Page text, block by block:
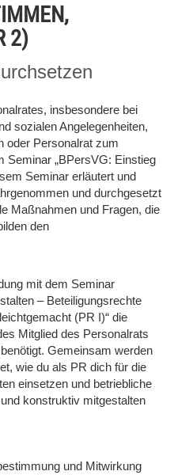
2)
insbesondere bei
sozialen Angelegenheiten,
oder Personalrat zum
Seminar „BPersVG: Einstieg
Seminar erläutert und
und durchgesetzt
Maßnahmen und Fragen, die
den
mit dem Seminar
– Beteiligungsrechte
(PR I)“ die
Mitglied des Personalrats
Gemeinsam werden
wie du als PR dich für die
einsetzen und betriebliche
konstruktiv mitgestalten
und Mitwirkung